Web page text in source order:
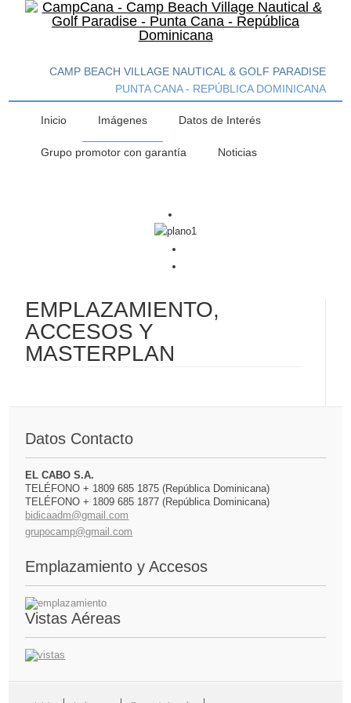
CAMP BEACH VILLAGE NAUTICAL & GOLF PARADISE
PUNTA CANA - REPÚBLICA DOMINICANA
Inicio Imágenes Datos de Interés
Grupo promotor con garantía Noticias
EMPLAZAMIENTO,
ACCESOS Y
MASTERPLAN
Datos Contacto
EL CABO S.A.
TELÉFONO + 1809 685 1875 (República Dominicana)
TELÉFONO + 1809 685 1877 (República Dominicana)
bidicaadm@gmail.com
grupocamp@gmail.com
Emplazamiento y Accesos
Vistas Aéreas